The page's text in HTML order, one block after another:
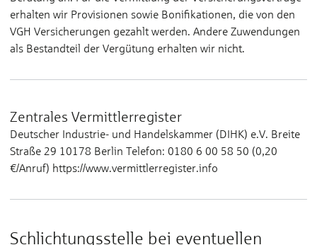
erhalten wir Provisionen sowie Bonifikationen, die von den
VGH Versicherungen gezahlt werden. Andere Zuwendungen
als Bestandteil der Vergütung erhalten wir nicht.
Zentrales Vermittlerregister
Deutscher Industrie- und Handelskammer (DIHK) e.V. Breite
Straße 29 10178 Berlin Telefon: 0180 6 00 58 50 (0,20
€/Anruf) https://www.vermittlerregister.info
Schlichtungsstelle bei eventuellen